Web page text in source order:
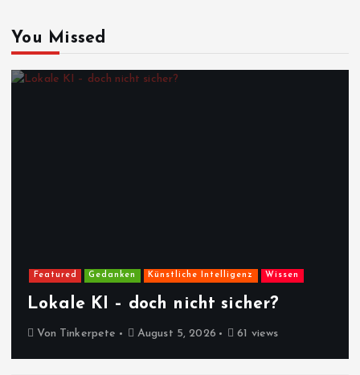
You Missed
Featured Gedanken Künstliche Intelligenz Wissen
Lokale KI – doch nicht sicher?
Von Tinkerpete August 5, 2026 61 views